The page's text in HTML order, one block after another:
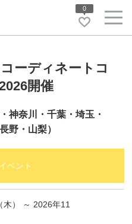
0
ーディネートコ
開催
神奈川・千葉・埼玉・
野・山梨）
ベント
） ～ 2026年11